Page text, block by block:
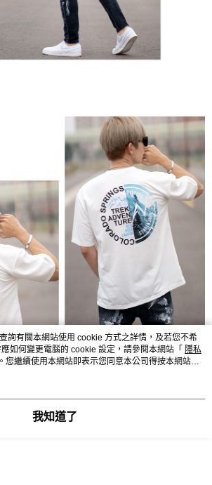
詢有關本網站使用 cookie 方式之詳情，及若您不希
如何變更電腦的 cookie 設定，請參閱本網站「 隱私
您繼續使用本網站即表示您同意本公司得按本網站使
cookie。
我知道了